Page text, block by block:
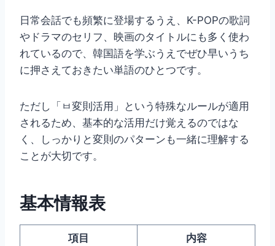
日常会話でも頻繁に登場するうえ、K-POPの歌詞
やドラマのセリフ、映画のタイトルにも多く使わ
れているので、韓国語を学ぶうえでぜひ早いうち
に押さえておきたい単語のひとつです。
ただし「ㅂ変則活用」という特殊なルールが適用
されるため、基本的な活用だけ覚えるのではな
く、しっかりと変則のパターンも一緒に理解する
ことが大切です。
基本情報表
項目 内容